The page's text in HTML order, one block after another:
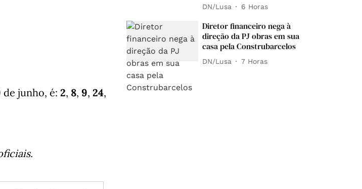
junho, é: 2, 8, 9, 24,
DN/Lusa 6 Horas
Diretor financeiro nega à
direção da PJ obras em sua
casa pela Construbarcelos
DN/Lusa 7 Horas